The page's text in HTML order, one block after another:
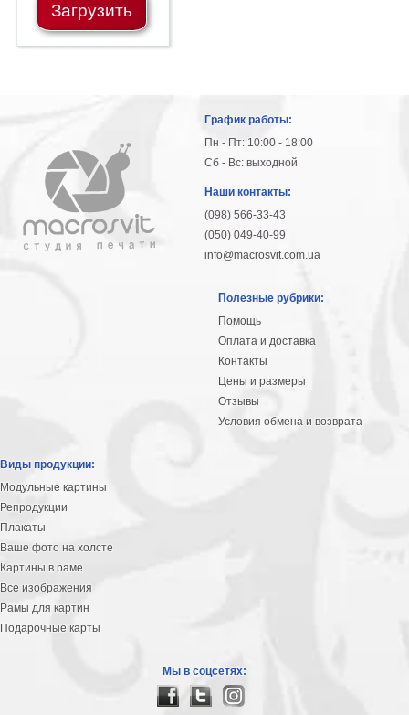
Загрузить
График работы:
Пн - Пт: 10:00 - 18:00
Сб - Вс: выходной
Наши контакты:
(098) 566-33-43
(050) 049-40-99
info@macrosvit.com.ua
Полезные рубрики:
Помощь
Оплата и доставка
Контакты
Цены и размеры
Отзывы
Условия обмена и возврата
Виды продукции:
Модульные картины
Репродукции
Плакаты
Ваше фото на холсте
Картины в раме
Все изображения
Рамы для картин
Подарочные карты
Мы в соцсетях: